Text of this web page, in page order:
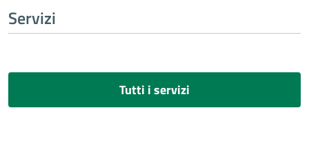
Servizi
Tutti i servizi